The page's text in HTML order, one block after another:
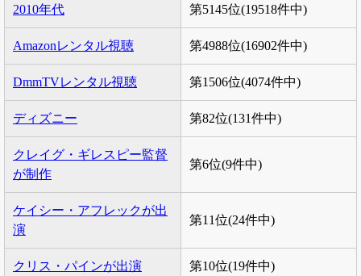
2010年代 第5145位(19518件中)
Amazonレンタル視聴 第4988位(16902件中)
DmmTVレンタル視聴 第1506位(4074件中)
ディズニー 第82位(131件中)
クレイグ・ギレスピー監督
が制作
第6位(9件中)
ケイシー・アフレックが出
演
第11位(24件中)
クリス・パインが出演 第10位(19件中)